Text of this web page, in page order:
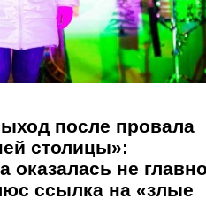
после провала
столицы»:
оказалась не
ссылка на «злые